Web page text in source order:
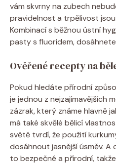
vám skvrny na zubech
pravidelnost a trpělivost jsou
Kombinací s běžnou ústní
pasty s fluoridem,
Ověřené recepty na
Pokud hledáte přírodní
je jednou z nejzajímavějších
zázrak, který známe hlavně
má také skvělé bělicí
světě tvrdí, že použití
dosáhnout jasnější úsměv. A
to bezpečné a přírodní,